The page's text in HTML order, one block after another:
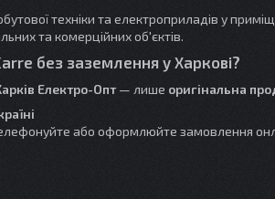
техніки та електроприладів у
та комерційних об'єктів.
без заземлення у Харкові?
Електро-Опт— лише оригінальна
або оформлюйте замовлення